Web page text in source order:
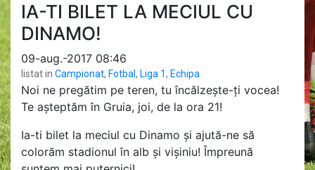
IA-TI BILET LA MECIUL CU
DINAMO!
09-aug.-2017 08:46
listat in Campionat, Fotbal , Liga 1, Echipa
Noi ne pregătim pe teren, tu încălzește-ți vocea!
Te așteptăm în Gruia, joi, de la ora 21!
Ia-ti bilet la meciul cu Dinamo și ajută-ne să
colorăm stadionul în alb și vișiniu! Împreună